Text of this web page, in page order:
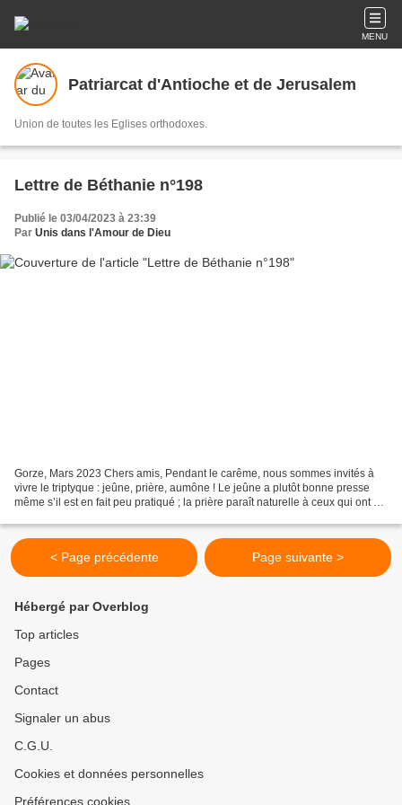
MENU
Patriarcat d'Antioche et de Jerusalem
Union de toutes les Eglises orthodoxes.
Lettre de Béthanie n°198
Publié le 03/04/2023 à 23:39
Par Unis dans l'Amour de Dieu
Gorze, Mars 2023 Chers amis, Pendant le carême, nous sommes invités à
vivre le triptyque : jeûne, prière, aumône ! Le jeûne a plutôt bonne presse
même s’il est en fait peu pratiqué ; la prière paraît naturelle à ceux qui ont un
< Page précédente Page suivante >
Hébergé par Overblog
Top articles
Pages
Contact
Signaler un abus
C.G.U.
Cookies et données personnelles
Préférences cookies